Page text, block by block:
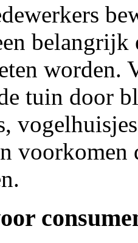
belangrijk
tuin door